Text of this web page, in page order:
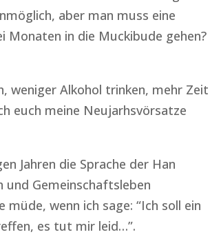
aber man muss eine
Monaten in die Muckibude gehen?
weniger Alkohol trinken, mehr Zeit
euch meine Neujarhsvörsatze
Jahren die Sprache der Han
und Gemeinschaftsleben
wenn ich sage: “Ich soll ein
es tut mir leid…”.